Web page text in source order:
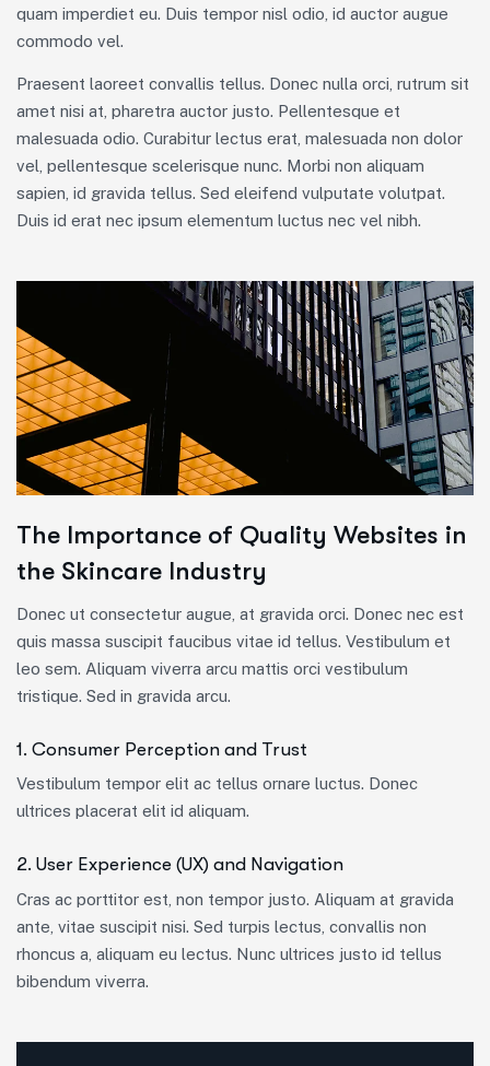
quam imperdiet eu. Duis tempor nisl odio, id auctor augue
commodo vel.
Praesent laoreet convallis tellus. Donec nulla orci, rutrum sit
amet nisi at, pharetra auctor justo. Pellentesque et
malesuada odio. Curabitur lectus erat, malesuada non dolor
vel, pellentesque scelerisque nunc. Morbi non aliquam
sapien, id gravida tellus. Sed eleifend vulputate volutpat.
Duis id erat nec ipsum elementum luctus nec vel nibh.
The Importance of Quality Websites in
the Skincare Industry
Donec ut consectetur augue, at gravida orci. Donec nec est
quis massa suscipit faucibus vitae id tellus. Vestibulum et
leo sem. Aliquam viverra arcu mattis orci vestibulum
tristique. Sed in gravida arcu.
1. Consumer Perception and Trust
Vestibulum tempor elit ac tellus ornare luctus. Donec
ultrices placerat elit id aliquam.
2. User Experience (UX) and Navigation
Cras ac porttitor est, non tempor justo. Aliquam at gravida
ante, vitae suscipit nisi. Sed turpis lectus, convallis non
rhoncus a, aliquam eu lectus. Nunc ultrices justo id tellus
bibendum viverra.